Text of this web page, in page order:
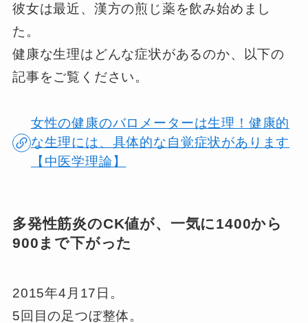
彼女は最近、漢方の煎じ薬を飲み始めまし
た。
健康な生理はどんな症状があるのか、以下の
記事をご覧ください。
女性の健康のバロメーターは生理！健康的
な生理には、具体的な自覚症状があります
【中医学理論】
多発性筋炎のCK値が、一気に1400から
900まで下がった
2015年4月17日。
5回目の足つぼ整体。